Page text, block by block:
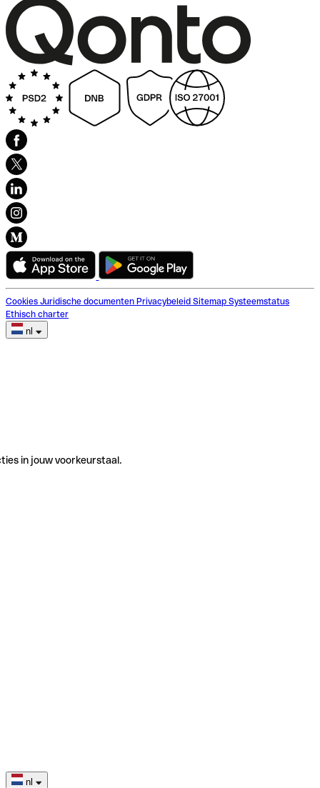
Cookies Juridische documenten Privacybeleid Sitemap Systeemstatus
Ethisch charter
nl
in jouw voorkeurstaal.
nl